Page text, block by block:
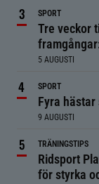
SPORT
Tre veckor
5 AUGUSTI
SPORT
Fyra
9 AUGUSTI
TRÄNINGSTIPS
Ridsport
för styrka